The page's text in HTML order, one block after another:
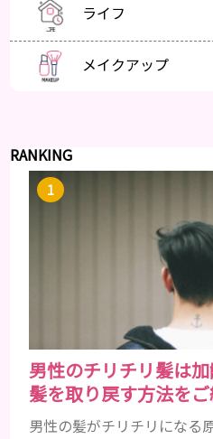
ライフ
メイクアップ
RANKING
男性のチリチリ髪は
髪を取り戻す方法を
男性の髪がチリチリになる